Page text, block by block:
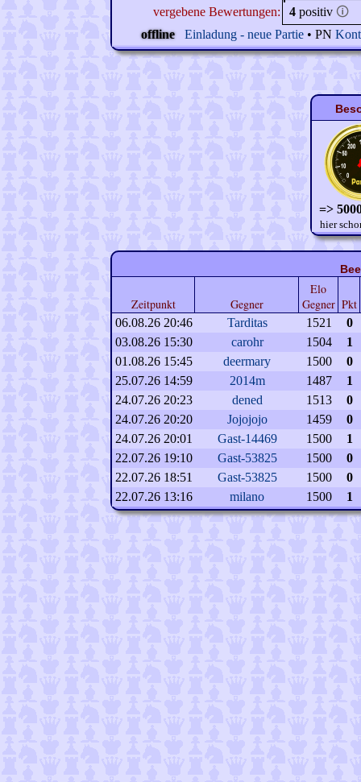
vergebene Bewertungen:
4 positiv 🛈
offline
Einladung - neue Partie • PN
=>
hier
Zeitpunkt Gegner
Elo
Gegner Pkt
06.08.26 20:46 Tarditas 1521
0
03.08.26 15:30
carohr 1504
1
01.08.26 15:45
deermary 1500
0
25.07.26 14:59
2014m 1487
1
24.07.26 20:23
dened 1513
0
24.07.26 20:20
Jojojojo 1459
0
24.07.26 20:01
Gast-14469 1500
1
22.07.26 19:10
Gast-53825 1500
0
22.07.26 18:51
Gast-53825 1500
0
22.07.26 13:16
milano 1500 1